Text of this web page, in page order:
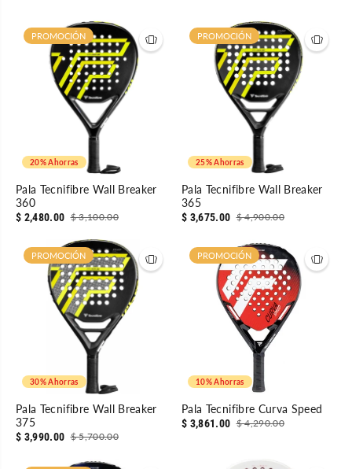
20% Ahorras
PROMOCIÓN
Pala Tecnifibre Wall Breaker
360
$ 2,480.00 $ 3,100.00
25% Ahorras
PROMOCIÓN
Pala Tecnifibre Wall Breaker
365
$ 3,675.00 $ 4,900.00
30% Ahorras
PROMOCIÓN
Pala Tecnifibre Wall Breaker
375
$ 3,990.00 $ 5,700.00
10% Ahorras
PROMOCIÓN
Pala Tecnifibre Curva Speed
$ 3,861.00 $ 4,290.00